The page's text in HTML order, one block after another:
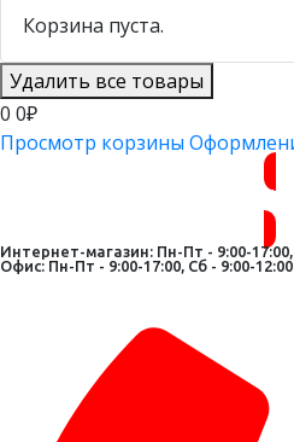
Корзина пуста.
Удалить все товары
0 0₽
Просмотр корзины
Интернет-магазин: Пн-Пт - 9:00-17:00,
Офис: Пн-Пт - 9:00-17:00, Сб - 9:00-12:00